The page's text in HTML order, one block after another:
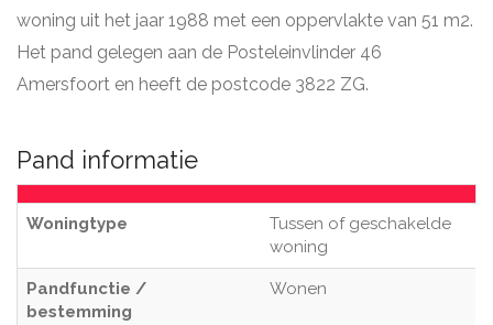
woning uit het jaar 1988 met een oppervlakte van 51 m2.
Het pand gelegen aan de Posteleinvlinder 46
Amersfoort en heeft de postcode 3822 ZG.
Pand informatie
Woningtype
Tussen of geschakelde
woning
Pandfunctie /
bestemming
Wonen